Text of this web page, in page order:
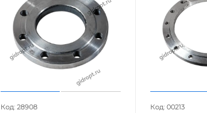
Код: 28908
Код: 00213